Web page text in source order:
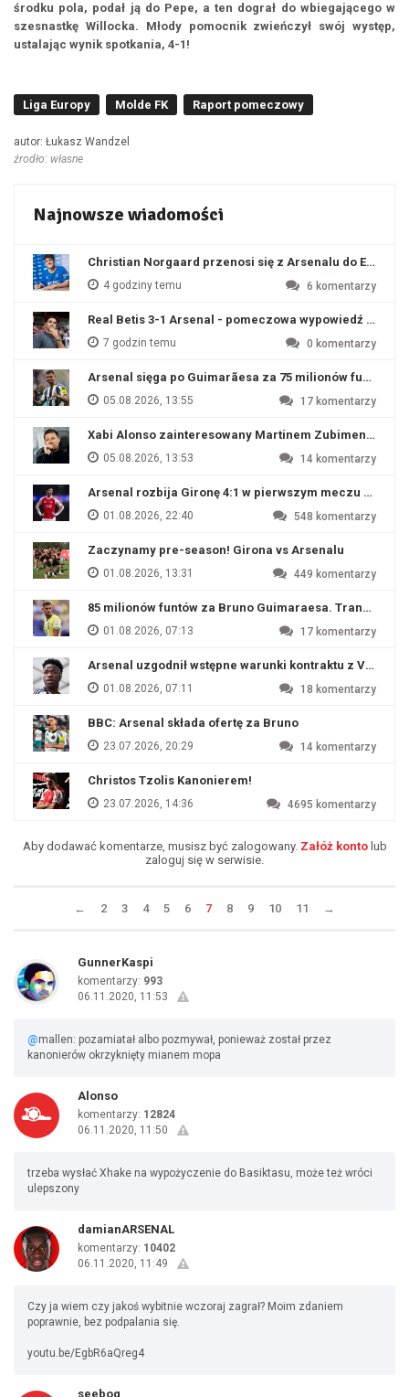
środku pola, podał ją do Pepe, a ten dograł do wbiegającego w
szesnastkę Willocka. Młody pomocnik zwieńczył swój występ,
ustalając wynik spotkania, 4-1!
Liga Europy Molde FK Raport pomeczowy
autor: Łukasz Wandzel
źrodło: własne
Najnowsze wiadomości
Christian Norgaard przenosi się z Arsenalu do
4 godziny temu 6 komentarzy
Real Betis 3-1 Arsenal - pomeczowa wypowiedź Artety
7 godzin temu 0 komentarzy
Arsenal sięga po Guimarãesa za 75 milionów funtów
05.08.2026, 13:55 17 komentarzy
Xabi Alonso zainteresowany Martinem Zubimendim
05.08.2026, 13:53 14 komentarzy
Arsenal rozbija Gironę 4:1 w pierwszym meczu
01.08.2026, 22:40 548 komentarzy
Zaczynamy pre-season! Girona vs Arsenalu
01.08.2026, 13:31 449 komentarzy
85 milionów funtów za Bruno Guimaraesa. Transfer
01.08.2026, 07:13 17 komentarzy
Arsenal uzgodnił wstępne warunki kontraktu z
01.08.2026, 07:11 18 komentarzy
BBC: Arsenal składa ofertę za Bruno
23.07.2026, 20:29 14 komentarzy
Christos Tzolis Kanonierem!
23.07.2026, 14:36 4695 komentarzy
Aby dodawać komentarze, musisz być zalogowany. Załóż kontolub
zaloguj się w serwisie.
← 2 3 4 5 6 7 8 9 10 11 →
GunnerKaspi
komentarzy: 993
06.11.2020, 11:53
@mallen: pozamiatał albo pozmywał, ponieważ został przez
kanonierów okrzyknięty mianem mopa
Alonso
komentarzy: 12824
06.11.2020, 11:50
trzeba wysłać Xhake na wypożyczenie do Basiktasu, może też wróci
ulepszony
damianARSENAL
komentarzy: 10402
06.11.2020, 11:49
Czy ja wiem czy jakoś wybitnie wczoraj zagrał? Moim zdaniem
poprawnie, bez podpalania się.
youtu.be/EgbR6aQreg4
seeboq